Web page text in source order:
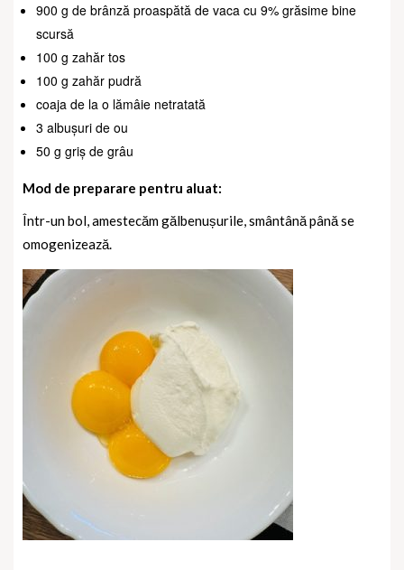
900 g de brânză proaspătă de vaca cu 9% grăsime bine
scursă
100 g zahăr tos
100 g zahăr pudră
coaja de la o lămâie netratată
3 albușuri de ou
50 g griș de grâu
Mod de preparare pentru aluat:
Într-un bol, amestecăm gălbenușurile, smântână până se
omogenizează.